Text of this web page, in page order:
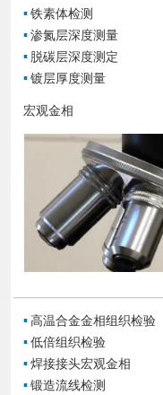
▪ 铁素体检测
▪ 渗氮层深度测量
▪ 脱碳层深度测定
▪ 镀层厚度测量
宏观金相
▪ 高温合金金相组织检验
▪ 低倍组织检验
▪ 焊接接头宏观金相
▪ 锻造流线检测